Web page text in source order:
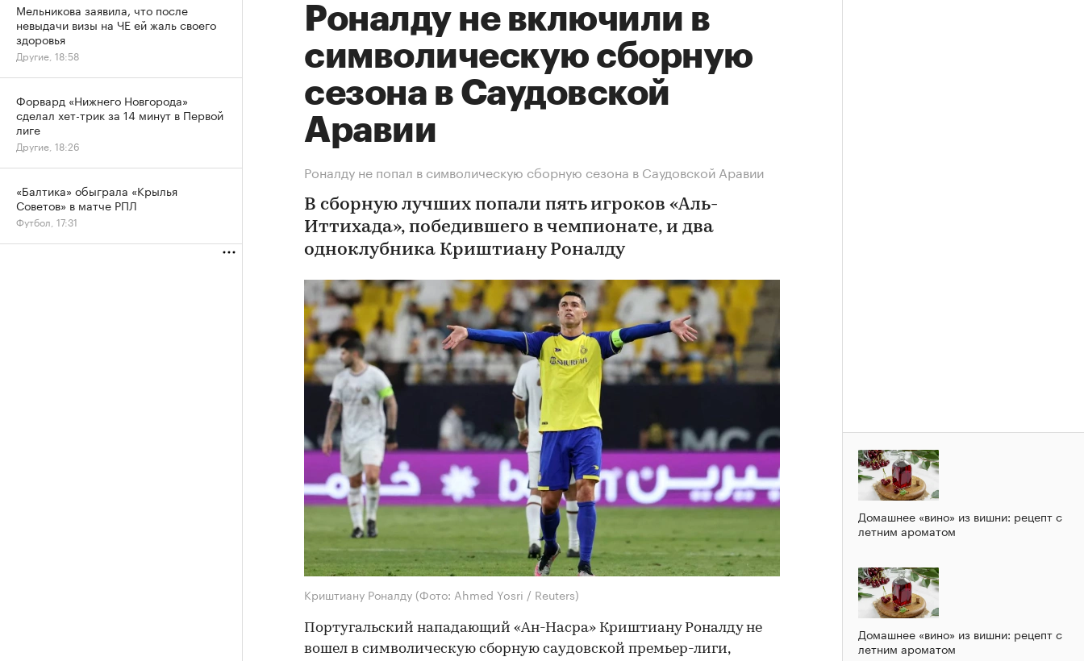
Роналду не включили в
символическую сборную
сезона в Саудовской
Аравии
Роналду не попал в символическую сборную сезона в Саудовской Аравии
В сборную лучших попали пять игроков «Аль-
Иттихада», победившего в чемпионате, и два
одноклубника Криштиану Роналду
Криштиану Роналду (Фото: Ahmed Yosri / Reuters)
Португальский нападающий «Ан-Насра» Криштиану Роналду не
вошел в символическую сборную саудовской премьер-лиги,
Домашнее «вино» из вишни: рецепт с
летним ароматом
Домашнее «вино» из вишни: рецепт с
летним ароматом
Мельникова заявила, что после
невыдачи визы на ЧЕ ей жаль своего
здоровья
Другие, 18:58
Форвард «Нижнего Новгорода»
сделал хет-трик за 14 минут в Первой
лиге
Другие, 18:26
«Балтика» обыграла «Крылья
Советов» в матче РПЛ
Футбол, 17:31